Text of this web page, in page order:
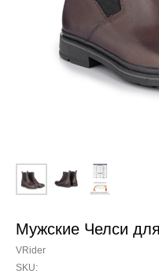
Мужские Челси
VRider
SKU: